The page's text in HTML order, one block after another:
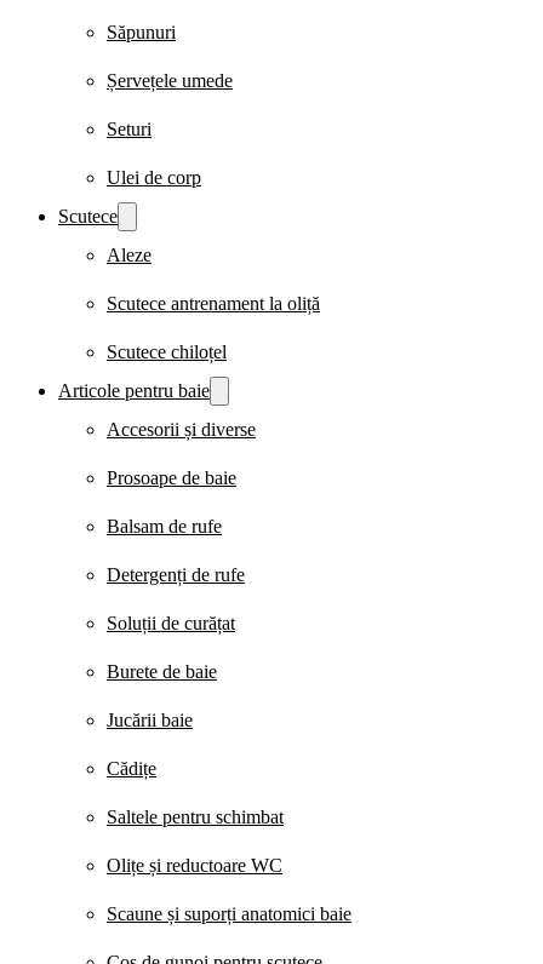
Săpunuri
Șervețele umede
Seturi
Ulei de corp
Scutece
Aleze
Scutece antrenament la oliță
Scutece chiloțel
Articole pentru baie
Accesorii și diverse
Prosoape de baie
Balsam de rufe
Detergenți de rufe
Soluții de curățat
Burete de baie
Jucării baie
Cădițe
Saltele pentru schimbat
Olițe și reductoare WC
Scaune și suporți anatomici baie